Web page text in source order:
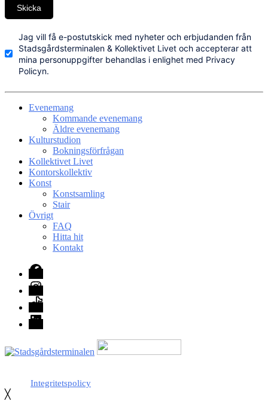
Skicka
Jag vill få e-postutskick med nyheter och erbjudanden från
Stadsgårdsterminalen & Kollektivet Livet och accepterar att
mina personuppgifter behandlas i enlighet med Privacy
Policyn.
Evenemang
Kommande evenemang
Äldre evenemang
Kulturstudion
Bokningsförfrågan
Kollektivet Livet
Kontorskollektiv
Konst
Konstsamling
Stair
Övrigt
FAQ
Hitta hit
Kontakt
Facebook
Instagram
TikTok
LinkedIn
Integritetspolicy
╳